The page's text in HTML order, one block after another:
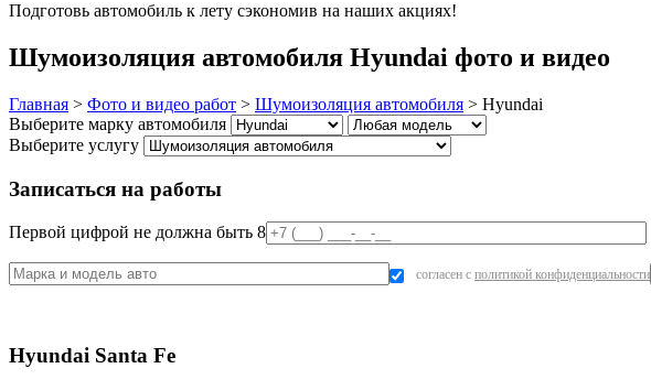
Подготовь автомобиль к лету сэкономив на наших акциях!
Шумоизоляция автомобиля Hyundai фото и видео
Главная > Фото и видео работ > Шумоизоляция автомобиля > Hyundai
Выберите марку автомобиля
Выберите услугу
Записаться на работы
Первой цифрой не должна быть 8
согласен с политикой конфиденциальности
Hyundai Santa Fe